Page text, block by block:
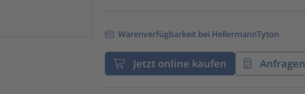
Warenverfügbarkeit bei HellermannTyton
Jetzt online kaufen Anfragen